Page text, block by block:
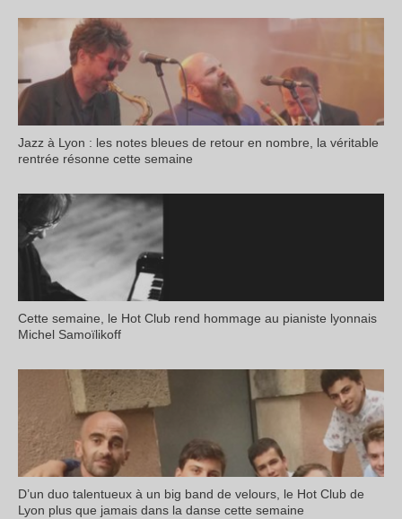
Jazz à Lyon : les notes bleues de retour en nombre, la véritable
rentrée résonne cette semaine
Cette semaine, le Hot Club rend hommage au pianiste lyonnais
Michel Samoïlikoff
D’un duo talentueux à un big band de velours, le Hot Club de
Lyon plus que jamais dans la danse cette semaine